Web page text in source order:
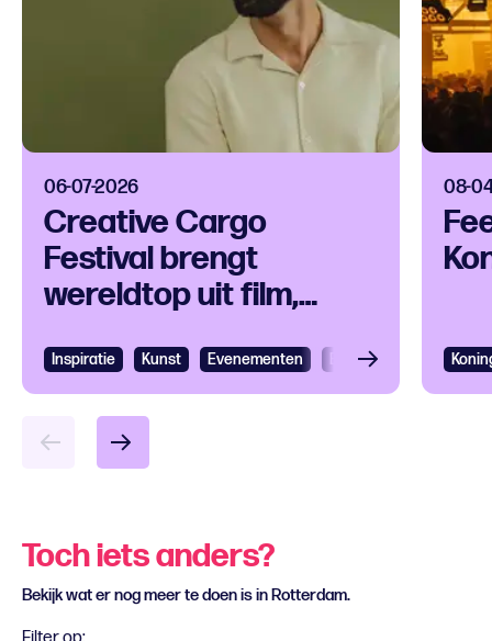
06-07-2026
Creative Cargo
Festival brengt
wereldtop uit film,
Rotterdam
Inspiratie Kunst Evenementen Evenementen
08-
Toch iets anders?
Bekijk wat er nog meer te doen is in Rotterdam.